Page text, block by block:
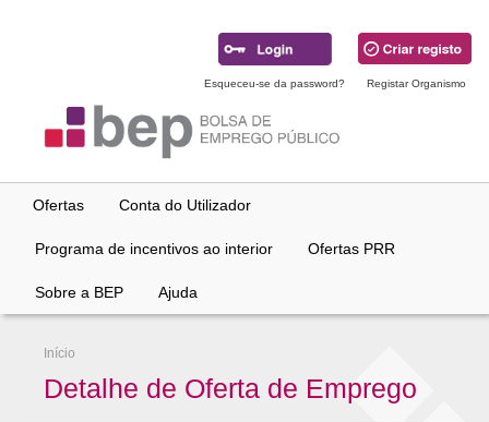
Esqueceu-se da password? Registar Organismo
Ofertas Conta do Utilizador
Programa de incentivos ao interior Ofertas PRR
Sobre a BEP Ajuda
Início
Detalhe de Oferta de Emprego